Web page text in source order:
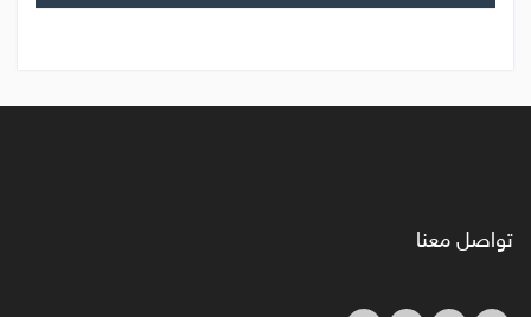
تواصل معنا